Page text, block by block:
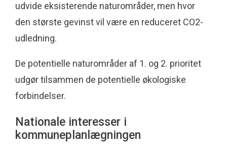
udvide eksisterende naturområder, men hvor
den største gevinst vil være en reduceret CO2-
udledning.
De potentielle naturområder af 1. og 2. prioritet
udgør tilsammen de potentielle økologiske
forbindelser.
Nationale interesser i
kommuneplanlægningen